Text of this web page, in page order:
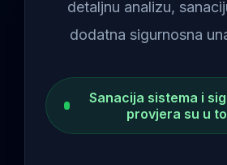
detaljnu analizu,
dodatna sigurnosna
Sanacija sistema i
provjera su u